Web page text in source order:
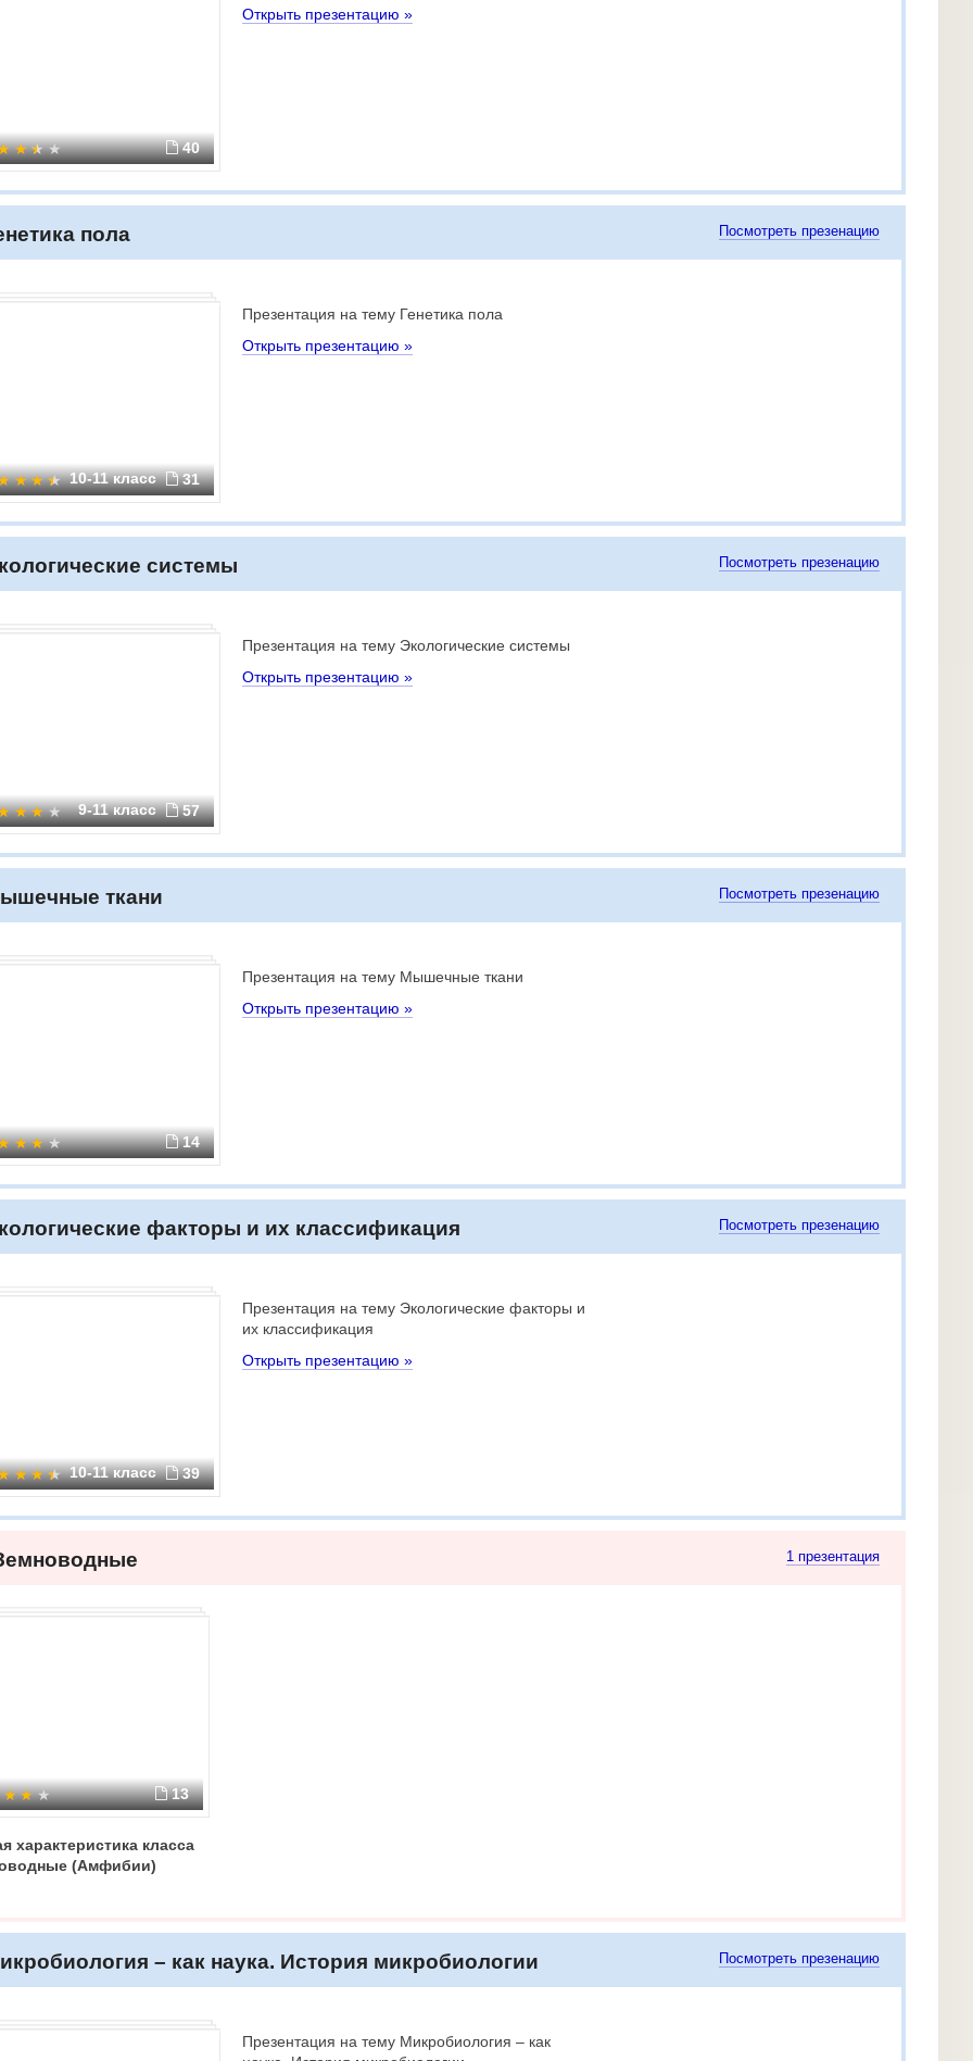
40
Открыть презентацию »
пола Посмотреть презенацию
10-11 класс 31
Презентация на тему Генетика пола
Открыть презентацию »
системы Посмотреть презенацию
9-11 класс 57
Презентация на тему Экологические системы
Открыть презентацию »
ткани Посмотреть презенацию
14
Презентация на тему Мышечные ткани
Открыть презентацию »
факторы и их классификация Посмотреть презенацию
10-11 класс 39
Презентация на тему Экологические факторы и
их классификация
Открыть презентацию »
1 презентация
13
характеристика класса
(Амфибии)
– как наука. История микробиологии Посмотреть презенацию
Презентация на тему Микробиология – как